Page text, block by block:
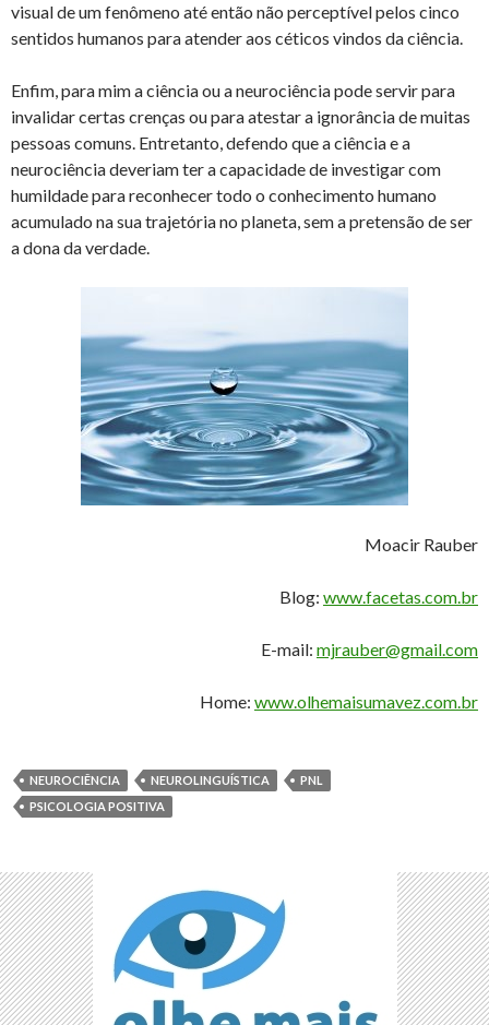
visual de um fenômeno até então não perceptível pelos cinco
sentidos humanos para atender aos céticos vindos da ciência.
Enfim, para mim a ciência ou a neurociência pode servir para
invalidar certas crenças ou para atestar a ignorância de muitas
pessoas comuns. Entretanto, defendo que a ciência e a
neurociência deveriam ter a capacidade de investigar com
humildade para reconhecer todo o conhecimento humano
acumulado na sua trajetória no planeta, sem a pretensão de ser
a dona da verdade.
Moacir Rauber
Blog: www.facetas.com.br
E-mail: mjrauber@gmail.com
Home: www.olhemaisumavez.com.br
NEUROCIÊNCIA NEUROLINGUÍSTICA
PNL
PSICOLOGIA POSITIVA